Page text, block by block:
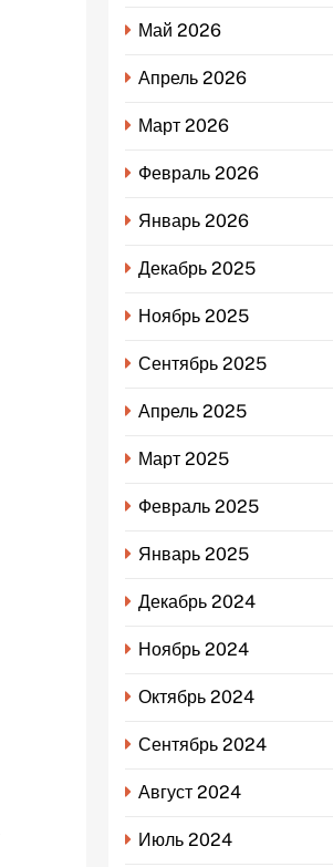
Май 2026
Апрель 2026
Март 2026
Февраль 2026
Январь 2026
Декабрь 2025
Ноябрь 2025
Сентябрь 2025
Апрель 2025
Март 2025
Февраль 2025
Январь 2025
Декабрь 2024
Ноябрь 2024
Октябрь 2024
Сентябрь 2024
Август 2024
Июль 2024